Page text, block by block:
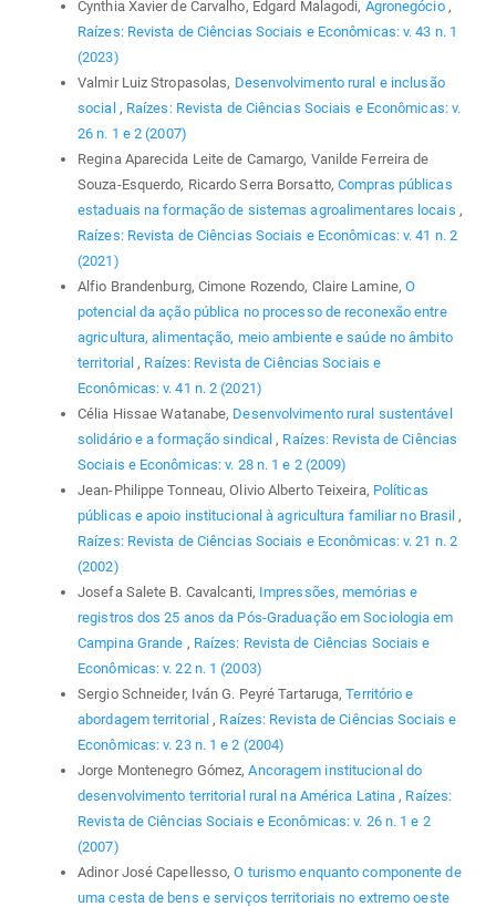
Cynthia Xavier de Carvalho, Edgard Malagodi, Agronegócio ,
Raízes: Revista de Ciências Sociais e Econômicas: v. 43 n. 1
(2023)
Valmir Luiz Stropasolas, Desenvolvimento rural e inclusão
social , Raízes: Revista de Ciências Sociais e Econômicas: v.
26 n. 1 e 2 (2007)
Regina Aparecida Leite de Camargo, Vanilde Ferreira de
Souza-Esquerdo, Ricardo Serra Borsatto,Compras públicas
estaduais na formação de sistemas agroalimentares locais ,
Raízes: Revista de Ciências Sociais e Econômicas: v. 41 n. 2
(2021)
Alfio Brandenburg, Cimone Rozendo, Claire Lamine,O
potencial da ação pública no processo de reconexão entre
agricultura, alimentação, meio ambiente e saúde no âmbito
territorial , Raízes: Revista de Ciências Sociais e
Econômicas: v. 41 n. 2 (2021)
Célia Hissae Watanabe, Desenvolvimento rural sustentável
solidário e a formação sindical , Raízes: Revista de Ciências
Sociais e Econômicas: v. 28 n. 1 e 2 (2009)
Jean-Philippe Tonneau, Olivio Alberto Teixeira, Políticas
públicas e apoio institucional à agricultura familiar no Brasil ,
Raízes: Revista de Ciências Sociais e Econômicas: v. 21 n. 2
(2002)
Josefa Salete B. Cavalcanti, Impressões, memórias e
registros dos 25 anos da Pós-Graduação em Sociologia em
Campina Grande , Raízes: Revista de Ciências Sociais e
Econômicas: v. 22 n. 1 (2003)
Sergio Schneider, Iván G. Peyré Tartaruga,Território e
abordagem territorial , Raízes: Revista de Ciências Sociais e
Econômicas: v. 23 n. 1 e 2 (2004)
Jorge Montenegro Gómez,Ancoragem institucional do
desenvolvimento territorial rural na América Latina , Raízes:
Revista de Ciências Sociais e Econômicas: v. 26 n. 1 e 2
(2007)
Adinor José Capellesso,O turismo enquanto componente de
uma cesta de bens e serviços territoriais no extremo oeste